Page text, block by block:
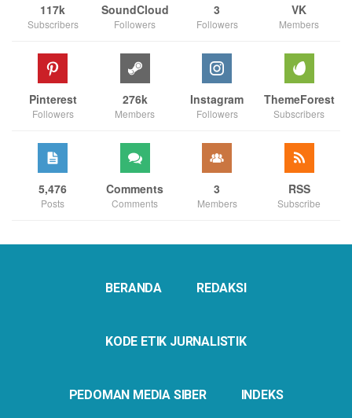
117k
Subscribers
SoundCloud
Followers
3
Followers
VK
Members
Pinterest
Followers
276k
Members
Instagram
Followers
ThemeForest
Subscribers
5,476
Posts
Comments
Comments
3
Members
RSS
Subscribe
BERANDA REDAKSI
KODE ETIK JURNALISTIK
PEDOMAN MEDIA SIBER INDEKS